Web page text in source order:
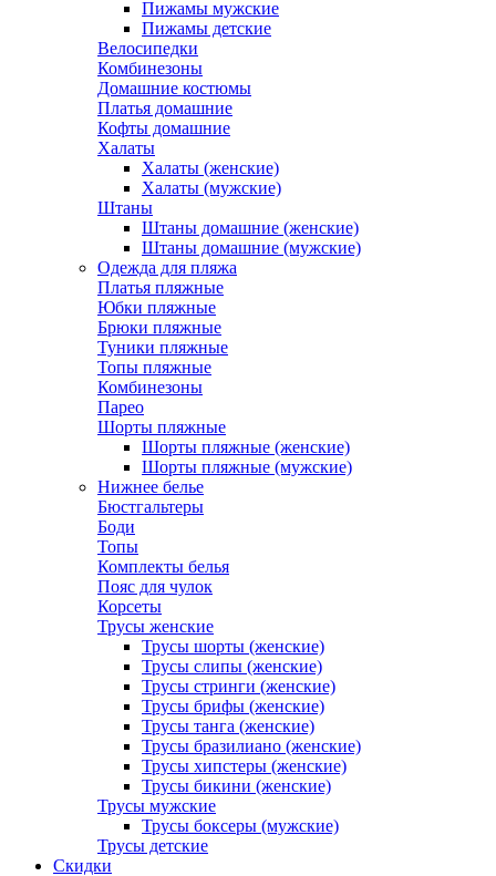
Пижамы мужские
Пижамы детские
Велосипедки
Комбинезоны
Домашние костюмы
Платья домашние
Кофты домашние
Халаты
Халаты (женские)
Халаты (мужские)
Штаны
Штаны домашние (женские)
Штаны домашние (мужские)
Одежда для пляжа
Платья пляжные
Юбки пляжные
Брюки пляжные
Туники пляжные
Топы пляжные
Комбинезоны
Парео
Шорты пляжные
Шорты пляжные (женские)
Шорты пляжные (мужские)
Нижнее белье
Бюстгальтеры
Боди
Топы
Комплекты белья
Пояс для чулок
Корсеты
Трусы женские
Трусы шорты (женские)
Трусы слипы (женские)
Трусы стринги (женские)
Трусы брифы (женские)
Трусы танга (женские)
Трусы бразилиано (женские)
Трусы хипстеры (женские)
Трусы бикини (женские)
Трусы мужские
Трусы боксеры (мужские)
Трусы детские
Скидки